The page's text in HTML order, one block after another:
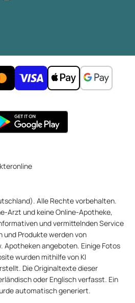
Alle Rechte vorbehalten.
Arzt und keine Online-Apotheke,
und vermittelnden Service
Produkte werden von
Apotheken angeboten. Einige Fotos
wurden mithilfe von KI
Die Originaltexte dieser
oder Englisch verfasst. Ein
automatisch generiert.